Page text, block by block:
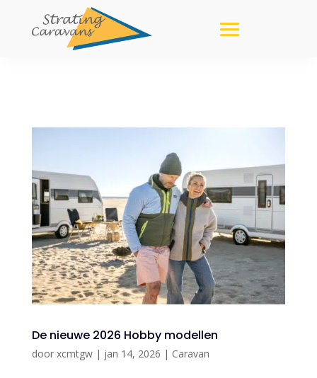
De nieuwe 2026 Hobby modellen
door xcmtgw| jan 14, 2026 | Caravan